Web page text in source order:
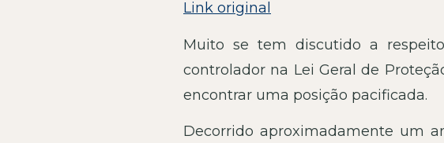
Link original
Muito se tem discutido a
controlador na Lei Geral de
encontrar uma posição pacificada.
Decorrido aproximadamente um